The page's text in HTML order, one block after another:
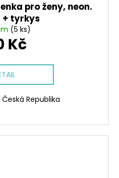
pro ženy, neon.
+ tyrkys
(5 ks)
Kč
Republika